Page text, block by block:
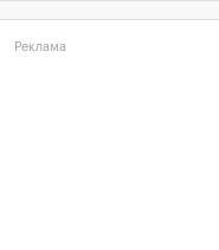
Реклама